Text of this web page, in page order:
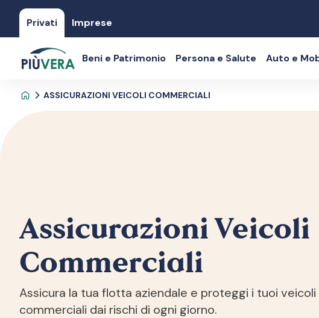
Privati Imprese
Beni e Patrimonio Persona e Salute Auto e
ASSICURAZIONI VEICOLI COMMERCIALI
Assicurazioni Veicoli
Commerciali
Assicura la tua flotta aziendale e proteggi i tuoi veicoli
commerciali dai rischi di ogni giorno.